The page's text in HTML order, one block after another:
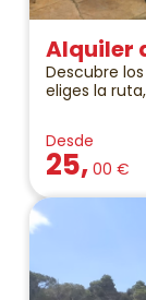
Alquiler
Descubre
eliges la
Desde
25, 00 €